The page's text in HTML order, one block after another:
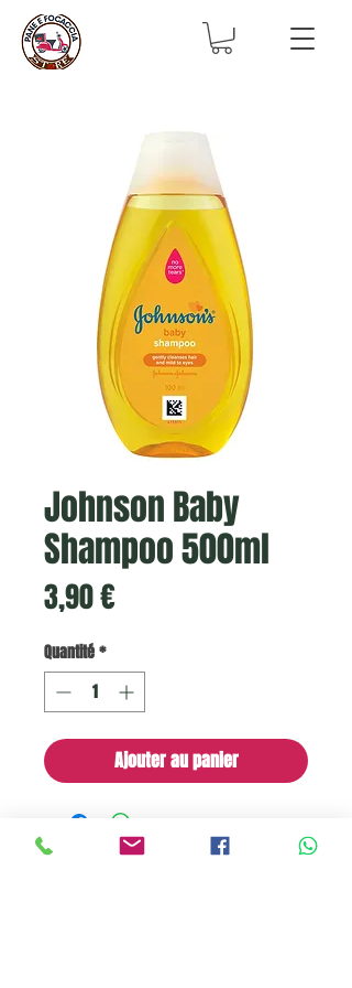
Johnson Baby
Shampoo 500ml
3,90 €Prix
Quantité*
Ajouter au panier